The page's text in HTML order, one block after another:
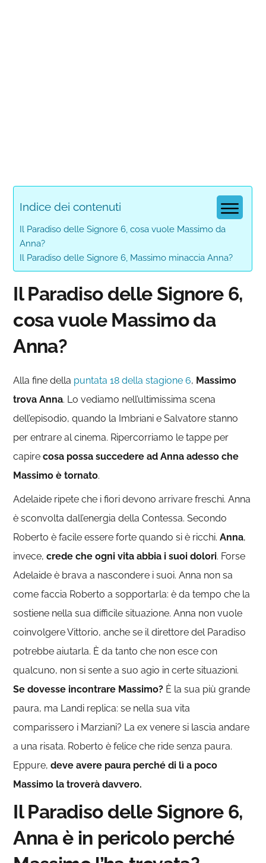
Indice dei contenuti
Il Paradiso delle Signore 6, cosa vuole Massimo da
Anna?
Il Paradiso delle Signore 6, Massimo minaccia Anna?
Il Paradiso delle Signore 6,
cosa vuole Massimo da
Anna?
Alla fine della puntata 18 della stagione 6, Massimo
trova Anna. Lo vediamo nell’ultimissima scena
dell’episodio, quando la Imbriani e Salvatore stanno
per entrare al cinema. Ripercorriamo le tappe per
capirecosa possa succedere ad Anna adesso che
Massimo è tornato.
Adelaide ripete che i fiori devono arrivare freschi. Anna
è sconvolta dall’energia della Contessa. Secondo
Roberto è facile essere forte quando si è ricchi.Anna,
invece,crede che ogni vita abbia i suoi dolori. Forse
Adelaide è brava a nascondere i suoi. Anna non sa
come faccia Roberto a sopportarla: è da tempo che la
sostiene nella sua difficile situazione. Anna non vuole
coinvolgere Vittorio, anche se il direttore del Paradiso
potrebbe aiutarla. È da tanto che non esce con
qualcuno, non si sente a suo agio in certe situazioni.
Se dovesse incontrare Massimo? È la sua più grande
paura, ma Landi replica: se nella sua vita
comparissero i Marziani? La ex venere si lascia andare
a una risata. Roberto è felice che ride senza paura.
Eppure,deve avere paura perché di lì a poco
Massimo la troverà davvero.
Il Paradiso delle Signore 6,
Anna è in pericolo perché